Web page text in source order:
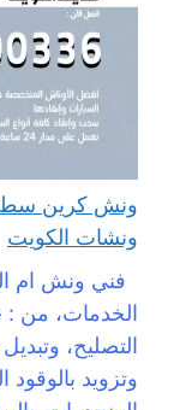
ونشات الكويت
فني ونش ام
الخدمات، من :
التصليح،
وتزويد